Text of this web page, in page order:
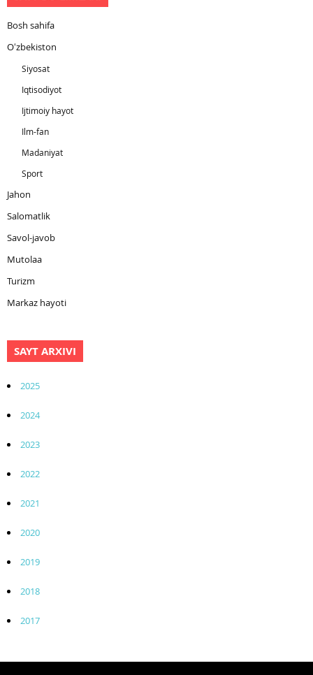
Bosh sahifa
Oʻzbekiston
Siyosat
Iqtisodiyot
Ijtimoiy hayot
Ilm-fan
Madaniyat
Sport
Jahon
Salomatlik
Savol-javob
Mutolaa
Turizm
Markaz hayoti
SAYT ARXIVI
2025
2024
2023
2022
2021
2020
2019
2018
2017